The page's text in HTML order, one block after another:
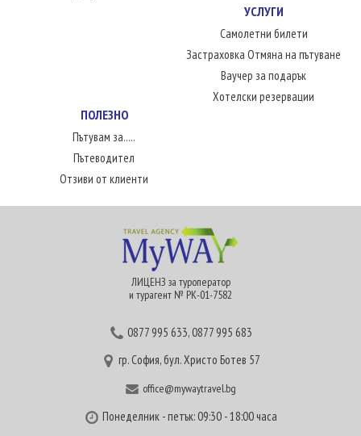
УСЛУГИ
Самолетни билети
Застраховка Отмяна на пътуване
Ваучер за подарък
Хотелски резервации
ПОЛЕЗНО
Пътувам за.....
Пътеводител
Отзиви от клиенти
ЛИЦЕНЗ за туроператор
и турагент № РК-01-7582
0877 995 633,0877 995 683
гр. София, бул. Христо Ботев 57
office@mywaytravel.bg
Понеделник - петък: 09:30 - 18:00 часа